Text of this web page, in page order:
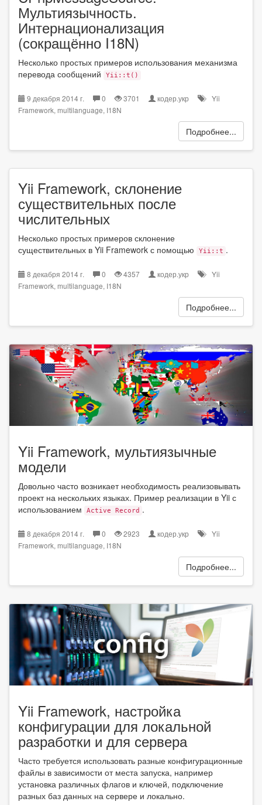
Мультиязычность.
Интернационализация
(сокращённо I18N)
Несколько простых примеров использования механизма
перевода сообщений
Yii::t()
9 декабря 2014 г. 0 3701 кодер.укр
Yii
Framework, multilanguage, I18N
Подробнее...
Yii Framework, склонение
существительных после
числительных
Несколько простых примеров склонение
существительных в Yii Framework с помощью
Yii::t .
8 декабря 2014 г. 0 4357 кодер.укр
Yii
Framework, multilanguage, I18N
Подробнее...
Yii Framework, мультиязычные
модели
Довольно часто возникает необходимость реализовывать
проект на нескольких языках. Пример реализации в Yii с
использованием
Active Record .
8 декабря 2014 г. 0 2923 кодер.укр
Yii
Framework, multilanguage, I18N
Подробнее...
Yii Framework, настройка
конфигурации для локальной
разработки и для сервера
Часто требуется использовать разные конфигурационные
файлы в зависимости от места запуска, например
установка различных флагов и ключей, подключение
разных баз данных на сервере и локально.